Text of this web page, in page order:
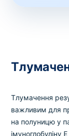
Тлумачення
важливим для
на полуницю у
імуноглобуліну